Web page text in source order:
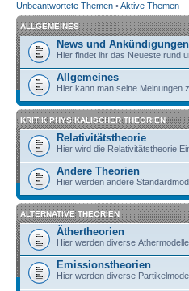
Unbeantwortete Themen •Aktive Themen
ALLGEMEINES
News und Ankündigungen
Hier findet ihr das Neueste rund
Allgemeines
Hier kann man seine Meinungen
KRITIK PHYSIKALISCHER THEORIEN
Relativitätstheorie
Hier wird die Relativitätstheorie
Andere Theorien
Hier werden andere
ALTERNATIVE THEORIEN
Äthertheorien
Hier werden diverse
Emissionstheorien
Hier werden diverse